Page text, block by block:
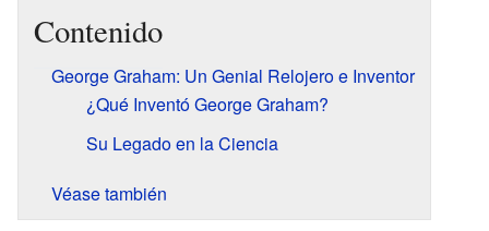
Contenido
George Graham: Un Genial Relojero e Inventor
¿Qué Inventó George Graham?
Su Legado en la Ciencia
Véase también